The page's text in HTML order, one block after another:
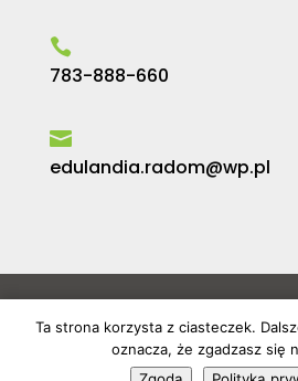

783-888-660

edulandia.radom@wp.pl
Copyright 2026 |
Wszelkie prawa
Polityka
Ta strona korzysta z ciasteczek.
oznacza, że zgadzasz się